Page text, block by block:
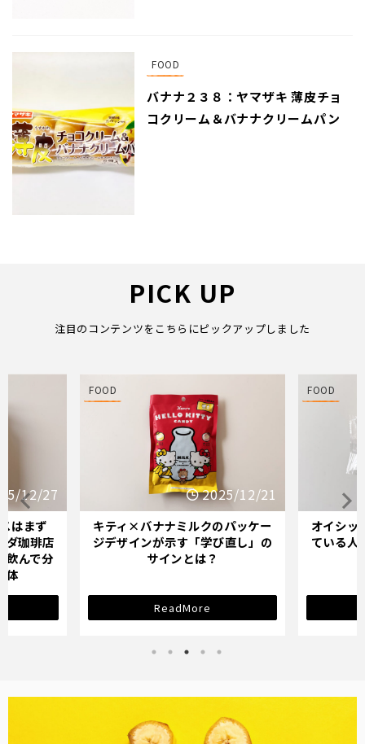
FOOD
バナナ２３８：ヤマザキ 薄皮チョ
コクリーム＆バナナクリームパン
PICK UP
注目のコンテンツをこちらにピックアップしました
12/27
はまず
ダ珈琲店
飲んで分
体
FOOD
2025/12/21
キティ×バナナミルクのパッケー
ジデザインが示す「学び直し」の
サインとは？
ReadMore
FOOD
オイシッ
ている人